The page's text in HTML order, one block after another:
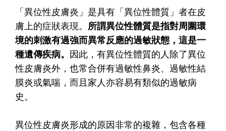
「異位性皮膚炎」是具有「異位性體質」者在皮
膚上的症狀表現。 所謂異位性體質是指對周圍環
境的刺激有過強而異常反應的過敏狀態，這是一
種遺傳疾病。 因此，有異位性體質的人除了異位
性皮膚炎外，也常合併有過敏性鼻炎、過敏性結
膜炎或氣喘，而且家人亦容易有類似的過敏病
史。
異位性皮膚炎形成的原因非常的複雜，包含各種